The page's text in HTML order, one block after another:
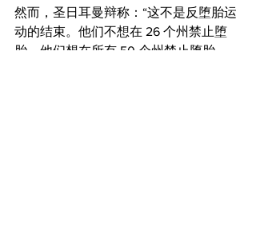
然而，圣日耳曼辩称：“这不是反堕胎运
动的结束。他们不想在 26 个州禁止堕
胎。他们想在所有 50 个州禁止堕胎……